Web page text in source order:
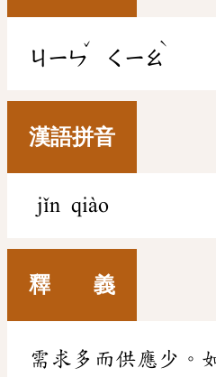
ㄐㄧㄣ
ˇ
ㄑㄧㄠ
ˋ
漢語拼音
jǐn qiào
釋 義
需求多而供應少。